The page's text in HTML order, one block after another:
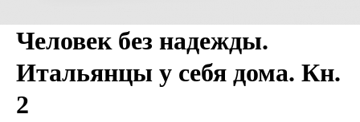
Человек без надежды.
Итальянцы у себя дома. Кн.
2